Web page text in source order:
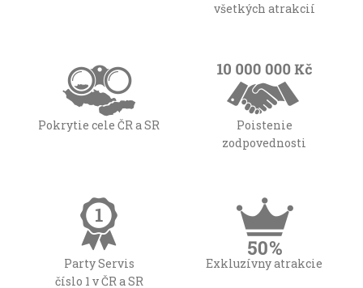
všetkých atrakcií
Pokrytie cele ČR a SR
Poistenie
zodpovednosti
Party Servis
číslo 1 v ČR a SR
Exkluzívny atrakcie